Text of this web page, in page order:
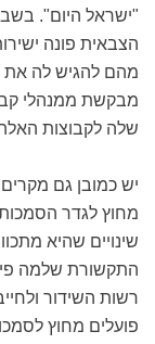
"ישראל היום".
הצבאית פונה
מהם להגיש לה את
מבקשת ממנהלי
שלה לקבוצות
יש כמובן גם מקרים
מחוץ לגדר
שינויים שהיא
התקשורת שלמה
רשות השידור
פועלים מחוץ